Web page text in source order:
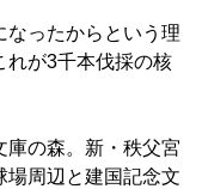
ったからという理
れが3千本伐採の核
の森。新・秩父宮
場周辺と建国記念文